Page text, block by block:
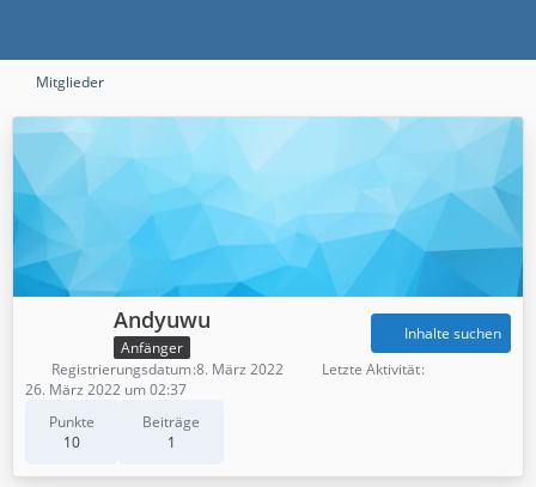
Mitglieder
Andyuwu
Anfänger
Punkte
10
Beiträge
1
Inhalte suchen
Registrierungsdatum 8. März 2022
Letzte Aktivität
26. März 2022 um 02:37